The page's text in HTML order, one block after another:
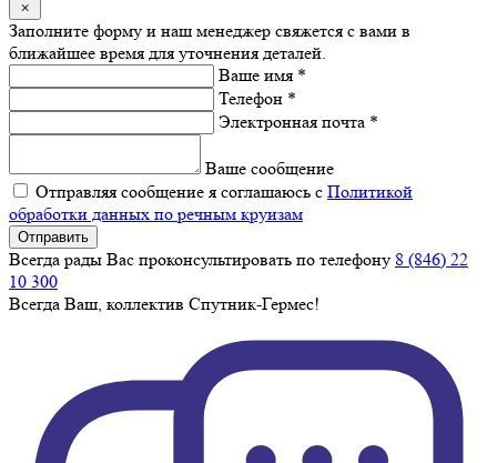
Заполните форму и наш менеджер свяжется с вами в
ближайшее время для уточнения деталей.
Ваше имя *
Телефон *
Электронная почта *
Ваше сообщение
Отправляя сообщение я соглашаюсь с Политикой
обработки данных по речным круизам
Отправить
Всегда рады Вас проконсультировать по телефону 8 (846) 22
10 300
Всегда Ваш, коллектив Спутник-Гермес!